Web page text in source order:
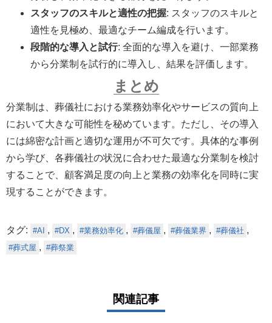
スタッフのスキルと適性の把握: スタッフのスキルと
適性を見極め、最適なチーム編成を行います。
段階的な導入と試行: 全面的な導入を避け、一部業務
から分業制を試行的に導入し、結果を評価します。
まとめ
分業制は、葬儀社における業務効率化やサービスの質向上
において大きな可能性を秘めています。ただし、その導入
には綿密な計画と適切な運用が不可欠です。具体的な事例
から学び、各葬儀社の状況に合わせた最適な分業制を検討
することで、顧客満足度の向上と業務の効率化を同時に実
現することができます。
タグ: AI , DX , 業務効率化 , 葬儀屋 , 葬儀業界 , 葬儀社 ,
葬式屋 , 葬祭業
関連記事